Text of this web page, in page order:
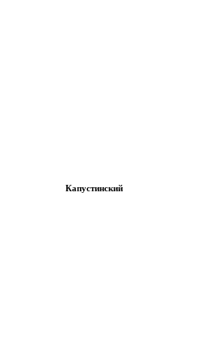
Капустинский